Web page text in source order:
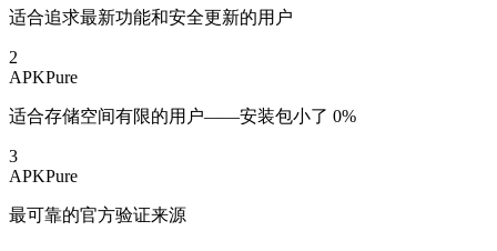
适合追求最新功能和安全更新的用户
2
APKPure
适合存储空间有限的用户——安装包小了 0%
3
APKPure
最可靠的官方验证来源